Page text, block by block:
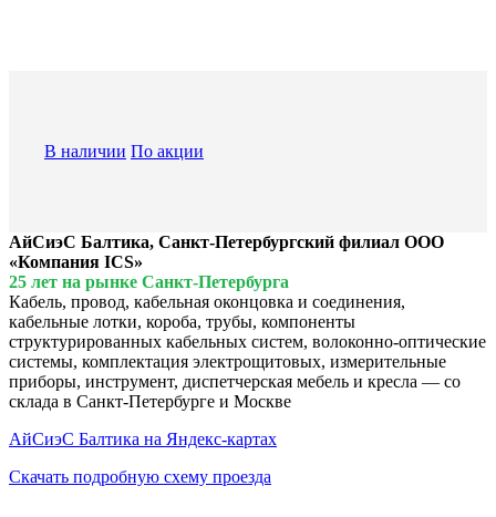
В наличии По акции
АйСиэС Балтика, Санкт-Петербургский филиал ООО
«Компания ICS»
25 лет на рынке Санкт-Петербурга
Кабель, провод, кабельная оконцовка и соединения,
кабельные лотки, короба, трубы, компоненты
структурированных кабельных систем, волоконно-оптические
системы, комплектация электрощитовых, измерительные
приборы, инструмент, диспетчерская мебель и кресла — со
склада в Санкт-Петербурге и Москве
АйСиэС Балтика на Яндекс-картах
Скачать подробную схему проезда